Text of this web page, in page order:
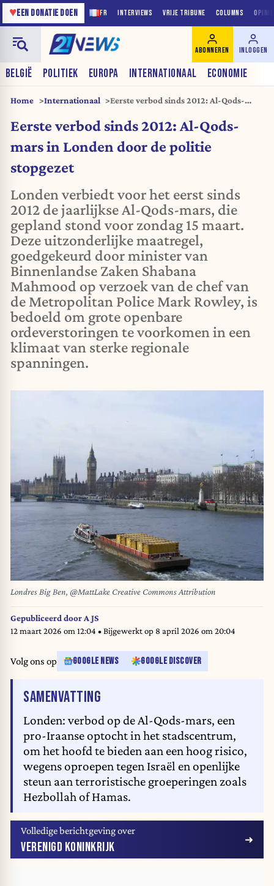
FR INTERVIEWS VRIJE TRIBUNE COLUMNS
♥EEN DONATIE DOEN
BELGIË POLITIEK EUROPA INTERNATIONAAL ECONOMIE
ABONNEREN INLOGGEN
Home Internationaal
Eerste verbod sinds 2012: Al-Qods-
stopgezet
Eerste verbod sinds 2012: Al-Qods-
mars in Londen door de politie
stopgezet
Londen verbiedt voor het eerst sinds
2012 de jaarlijkse Al-Qods-mars, die
gepland stond voor zondag 15 maart.
Deze uitzonderlijke maatregel,
goedgekeurd door minister van
Binnenlandse Zaken Shabana
Mahmood op verzoek van de chef van
de Metropolitan Police Mark Rowley, is
bedoeld om grote openbare
ordeverstoringen te voorkomen in een
klimaat van sterke regionale
spanningen.
Londres Big Ben, @MattLake Creative Commons Attribution
Gepubliceerd doorA JS
12 maart 2026 om 12:04 • Bijgewerkt op 8 april 2026 om 20:04
Volg ons op GOOGLE NEWS GOOGLE DISCOVER
SAMENVATTING
Londen: verbod op de Al-Qods-mars, een
pro-Iraanse optocht in het stadscentrum,
om het hoofd te bieden aan een hoog risico,
wegens oproepen tegen Israël en openlijke
steun aan terroristische groeperingen zoals
Hezbollah of Hamas.
Volledige berichtgeving over
VERENIGD KONINKRIJK